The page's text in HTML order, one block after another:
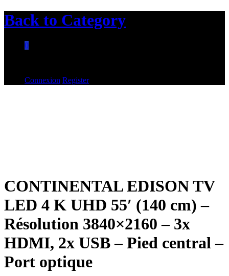
Back to Category
0
Connexion Register
CONTINENTAL EDISON TV
LED 4 K UHD 55′ (140 cm) –
Résolution 3840×2160 – 3x
HDMI, 2x USB – Pied central –
Port optique